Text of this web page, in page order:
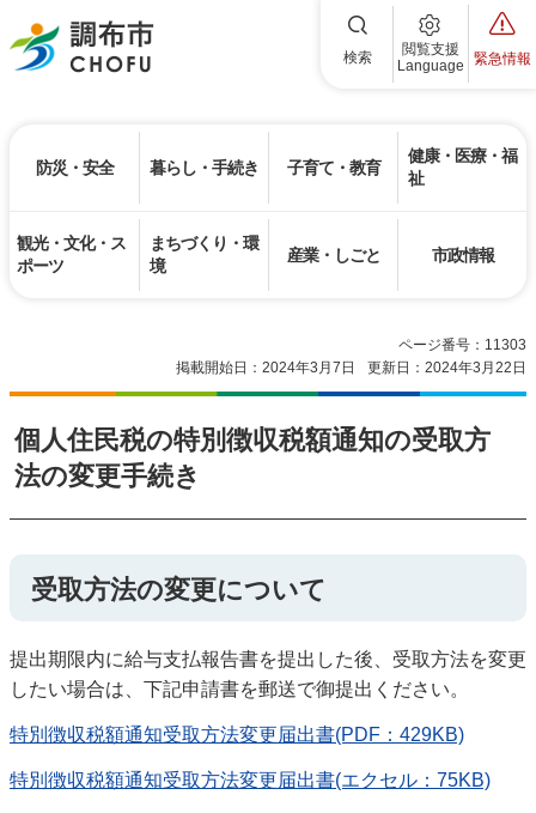
調布市 検索
閲覧支援
Language
緊急情報
防災・安全 暮らし・手続き 子育て・教育
健康・医療・福
祉
観光・文化・ス
ポーツ
まちづくり・環
境
産業・しごと 市政情報
ページ番号：11303
掲載開始日：2024年3月7日
更新日：2024年3月22日
個人住民税の特別徴収税額通知の受取方
法の変更手続き
受取方法の変更について
提出期限内に給与支払報告書を提出した後、受取方法を変更
したい場合は、下記申請書を郵送で御提出ください。
特別徴収税額通知受取方法変更届出書(PDF：429KB)
特別徴収税額通知受取方法変更届出書(エクセル：75KB)